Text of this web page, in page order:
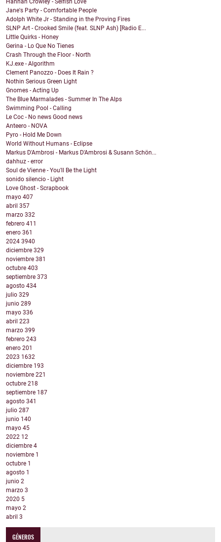
Hannah Crowley - Selfish Love
Jane's Party - Comfortable People
Adolph White Jr - Standing in the Proving Fires
SLNP Art - Crooked Smile (feat. SLNP Ash) [Radio E...
Little Quirks - Honey
Gerina - Lo Que No Tienes
Crash Through the Floor - North
KJ.exe - Algorithm
Clement Panozzo - Does It Rain ?
Nothin Serious Green Light
Gnomes - Acting Up
The Blue Marmalades - Summer In The Alps
Swimming Pool - Calling
Le Coc - No news Good news
Anteero - NOVA
Pyro - Hold Me Down
World Without Humans - Eclipse
Markus D'Ambrosi - Markus D'Ambrosi & Susann Schön...
dahhuz - error
Soul de Vienne - You'll Be the Light
sonido silencio - Light
Love Ghost - Scrapbook
mayo 407
abril 357
marzo 332
febrero 411
enero 361
2024 3940
diciembre 329
noviembre 381
octubre 403
septiembre 373
agosto 434
julio 329
junio 289
mayo 336
abril 223
marzo 399
febrero 243
enero 201
2023 1632
diciembre 193
noviembre 221
octubre 218
septiembre 187
agosto 341
julio 287
junio 140
mayo 45
2022 12
diciembre 4
noviembre 1
octubre 1
agosto 1
junio 2
marzo 3
2020 5
mayo 2
abril 3
GÉNEROS